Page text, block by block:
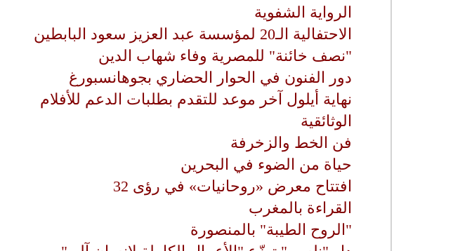
الرواية الشفوية
الاحتفالية الـ20 لمؤسسة عبد العزيز سعود البابطين
"نصف خائنة" للمصرية وفاء شهاب الدين
دور الفنون في الحوار الحضاري بجوهانسبورغ
نهاية أيلول آخر موعد للتقدم بطلبات الدعم للأفلام
الوثائقية
فن الخط والزخرفة
حياة من الضوء في البحرين
افتتاح معرض «روحانيات» في رؤى 32
القراءة بالمغرب
"الروح الطيبة" بالمنصورة